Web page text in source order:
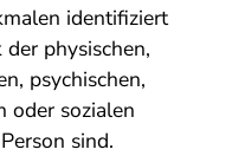
identifiziert
physischen,
psychischen,
oder sozialen
sind.